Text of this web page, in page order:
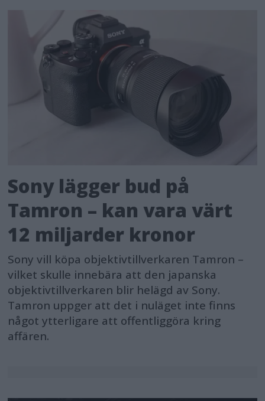
Sony lägger bud på
Tamron – kan vara värt
12 miljarder kronor
Sony vill köpa objektivtillverkaren Tamron –
vilket skulle innebära att den japanska
objektivtillverkaren blir helägd av Sony.
Tamron uppger att det i nuläget inte finns
något ytterligare att offentliggöra kring
affären.